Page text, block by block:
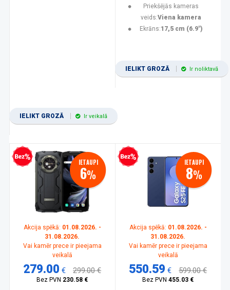
IELIKT GROZĀ Ir veikalā
Priekšējās kameras
veids:Viena kamera
Ekrāns:17,5 cm (6.9")
IELIKT GROZĀ Ir noliktavā
kredīts IETAUPI
6%
Akcija spēkā: 01.08.2026. -
31.08.2026.
Vai kamēr prece ir pieejama
veikalā
279.00 € 299.00 €
Bez PVN 230.58 €
Bezprocentu kredīts IETAUPI
8%
Akcija spēkā: 01.08.2026. -
31.08.2026.
Vai kamēr prece ir pieejama
veikalā
550.59 € 599.00 €
Bez PVN455.03 €